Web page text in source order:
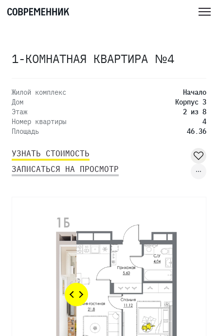
1-КОМНАТНАЯ КВАРТИРА №4
Жилой комплекс
Начало
Дом
Корпус 3
Этаж
2 из 8
Номер квартиры
4
Площадь
46.36
УЗНАТЬ СТОИМОСТЬ
ЗАПИСАТЬСЯ НА ПРОСМОТР